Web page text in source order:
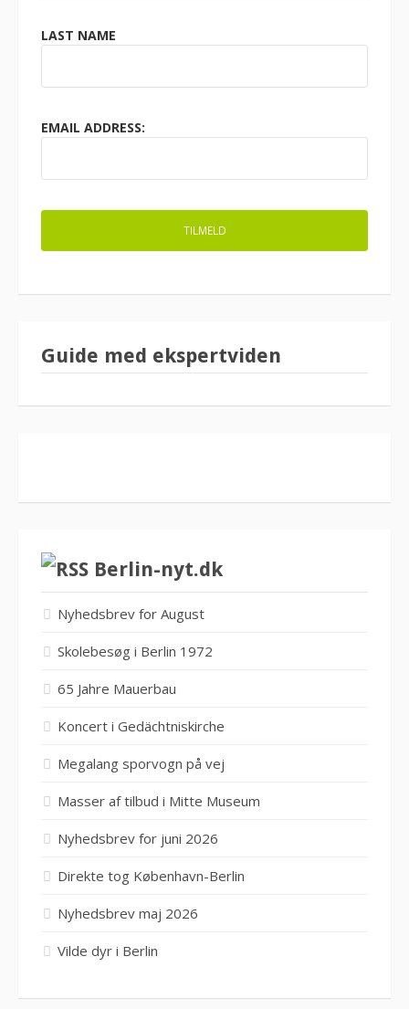
LAST NAME
EMAIL ADDRESS:
Guide med ekspertviden
Berlin-nyt.dk
Nyhedsbrev for August
Skolebesøg i Berlin 1972
65 Jahre Mauerbau
Koncert i Gedächtniskirche
Megalang sporvogn på vej
Masser af tilbud i Mitte Museum
Nyhedsbrev for juni 2026
Direkte tog København-Berlin
Nyhedsbrev maj 2026
Vilde dyr i Berlin